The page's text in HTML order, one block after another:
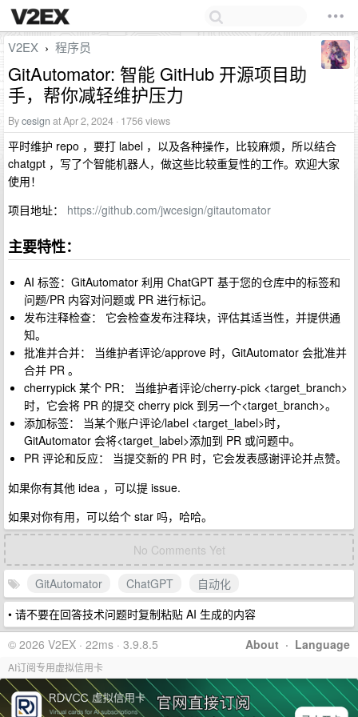
V2EX › 程序员
GitAutomator: 智能 GitHub 开源项目助
手，帮你减轻维护压力
Bycesign at Apr 2, 2024 · 1756 views
平时维护 repo ，要打 label ，以及各种操作，比较麻烦，所以结合
chatgpt ，写了个智能机器人，做这些比较重复性的工作。欢迎大家
使用！
项目地址： https://github.com/jwcesign/gitautomator
主要特性：
AI 标签：GitAutomator 利用 ChatGPT 基于您的仓库中的标签和
问题/PR 内容对问题或 PR 进行标记。
发布注释检查： 它会检查发布注释块，评估其适当性，并提供通
知。
批准并合并： 当维护者评论/approve 时，GitAutomator 会批准并
合并 PR 。
cherrypick 某个 PR： 当维护者评论/cherry-pick <target_branch>
时，它会将 PR 的提交 cherry pick 到另一个<target_branch>。
添加标签： 当某个账户评论/label <target_label>时，
GitAutomator 会将<target_label>添加到 PR 或问题中。
PR 评论和反应： 当提交新的 PR 时，它会发表感谢评论并点赞。
如果你有其他 idea ，可以提 issue.
如果对你有用，可以给个 star 吗，哈哈。
No Comments Yet
GitAutomator ChatGPT
自动化
• 请不要在回答技术问题时复制粘贴 AI 生成的内容
About · Language
© 2026 V2EX · 22ms · 3.9.8.5
AI订阅专用虚拟信用卡